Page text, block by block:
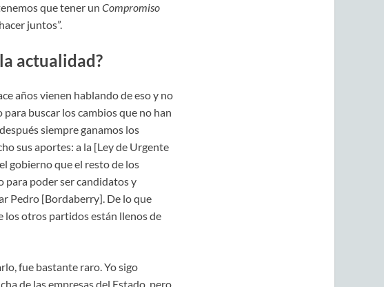
que tener un Compromiso
juntos”.
actualidad?
años vienen hablando de eso y no
buscar los cambios que no han
siempre ganamos los
sus aportes: a la [Ley de Urgente
gobierno que el resto de los
para poder ser candidatos y
Pedro [Bordaberry]. De lo que
los otros partidos están llenos de
fue bastante raro. Yo sigo
de las empresas del Estado, pero